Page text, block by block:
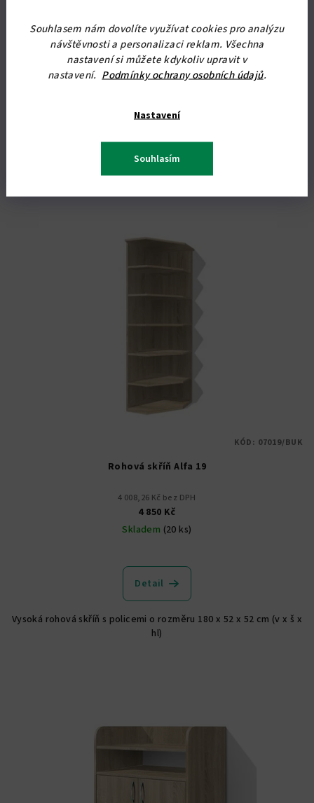
Souhlasem nám dovolíte využívat cookies pro analýzu
návštěvnosti a personalizaci reklam. Všechna
nastavení si můžete kdykoliv upravit v
nastavení. Podmínky ochrany osobních údajů.
Nastavení
Souhlasím
2 966,94 Kč bez DPH
3 590 Kč
Skladem(19 ks)
Nástavec na skříň o rozměru 40 x 138 x 52 cm (v x š x hl)
Rohová skříň Alfa 19
4 008,26 Kč bez DPH
4 850 Kč
Skladem (20 ks)
hodnocení
produktu
z
5
Detail
Vysoká rohová skříň s policemi o rozměru 180 x 52 x 52 cm (v x š x
hl)
KÓD: 07019/BUK